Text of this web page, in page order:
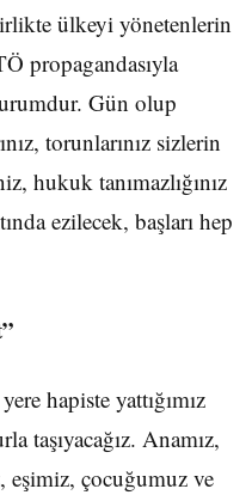
ülkeyi yönetenlerin
propagandasıyla
Gün olup
torunlarınız sizlerin
hukuk tanımazlığınız
ezilecek, başları hep
hapiste yattığımız
taşıyacağız. Anamız,
eşimiz, çocuğumuz ve